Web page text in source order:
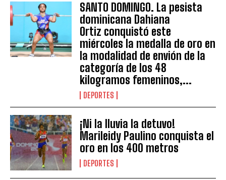
SANTO DOMINGO. La pesista
dominicana Dahiana
Ortiz conquistó este
miércoles la medalla de oro en
la modalidad de envión de la
categoría de los 48
kilogramos femeninos,...
DEPORTES
¡Ni la lluvia la detuvo!
Marileidy Paulino conquista el
oro en los 400 metros
DEPORTES